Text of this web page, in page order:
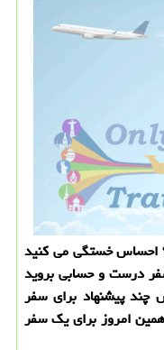
احساس خستگی می كنید
درست و حسابی بروید
چند پیشنهاد برای سفر
امروز برای یك سفر